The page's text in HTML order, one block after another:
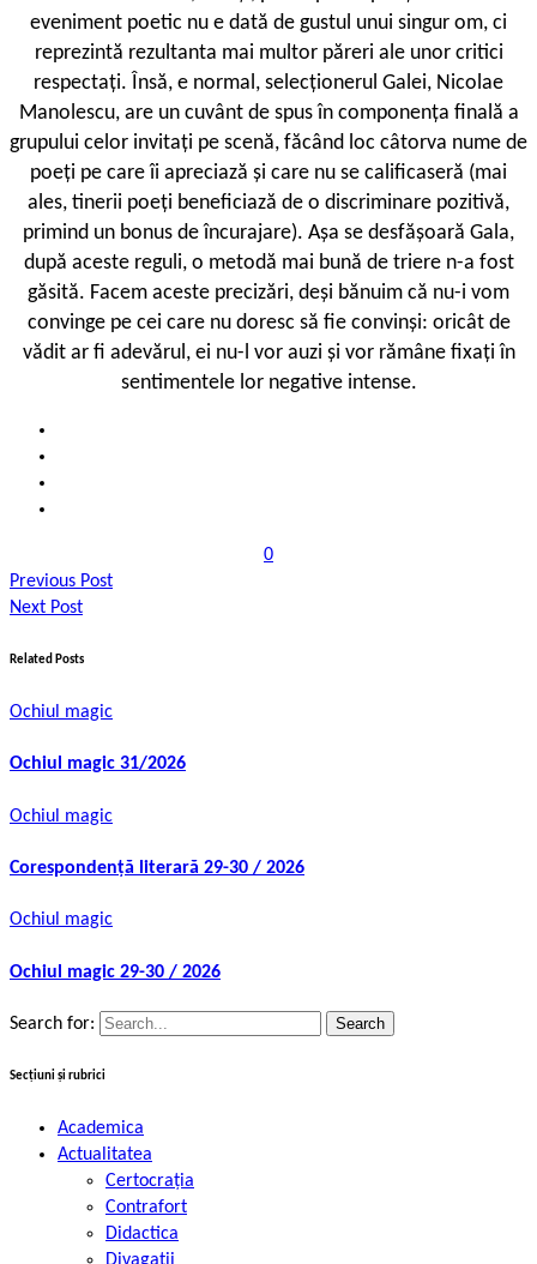
eveniment poetic nu e dată de gustul unui singur om, ci
reprezintă rezultanta mai multor păreri ale unor critici
respectați. Însă, e normal, selecționerul Galei, Nicolae
Manolescu, are un cuvânt de spus în componența finală a
grupului celor invitați pe scenă, făcând loc câtorva nume de
poeți pe care îi apreciază și care nu se calificaseră (mai
ales, tinerii poeți beneficiază de o discriminare pozitivă,
primind un bonus de încurajare). Așa se desfășoară Gala,
după aceste reguli, o metodă mai bună de triere n-a fost
găsită. Facem aceste precizări, deși bănuim că nu-i vom
convinge pe cei care nu doresc să fie convinși: oricât de
vădit ar fi adevărul, ei nu-l vor auzi și vor rămâne fixați în
sentimentele lor negative intense.
0
Previous Post
Next Post
Related Posts
Ochiul magic
Ochiul magic 31/2026
Ochiul magic
Corespondență literară 29-30 / 2026
Ochiul magic
Ochiul magic 29-30 / 2026
Search for:
Secțiuni și rubrici
Academica
Actualitatea
Certocrația
Contrafort
Didactica
Divagații